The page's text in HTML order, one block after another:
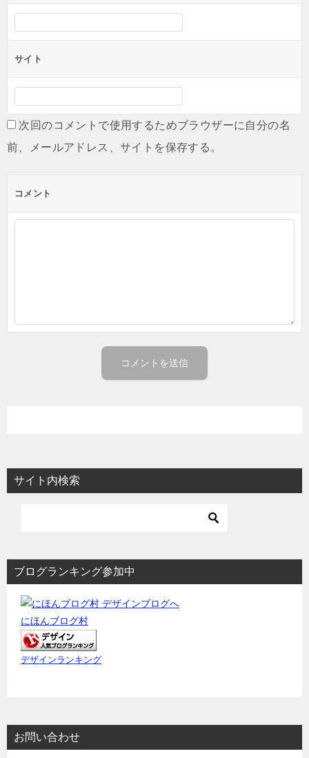
サイト
次回のコメントで使用するためブラウザーに自分の名
前、メールアドレス、サイトを保存する。
コメント
サイト内検索
ブログランキング参加中
にほんブログ村
デザインランキング
お問い合わせ